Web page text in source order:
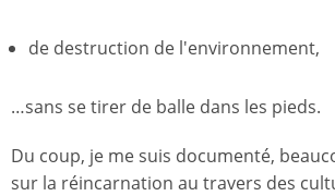
de destruction de l'environnement,
…sans se tirer de balle dans les pieds.
Du coup, je me suis documenté,
sur la réincarnation au travers des